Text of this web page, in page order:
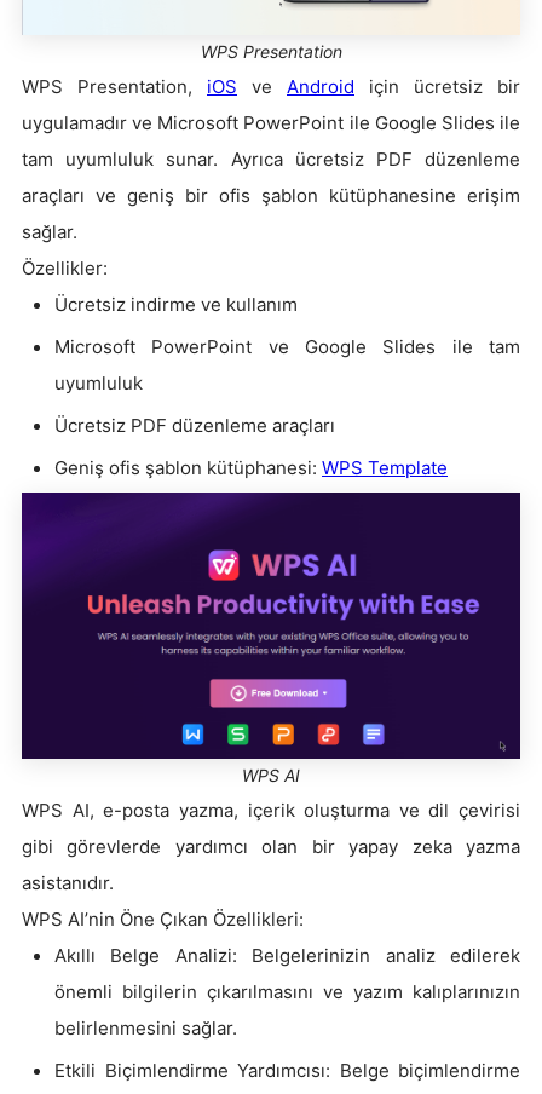
WPS Presentation
WPS Presentation, iOS ve Android için ücretsiz bir
uygulamadır ve Microsoft PowerPoint ile Google Slides ile
tam uyumluluk sunar. Ayrıca ücretsiz PDF düzenleme
araçları ve geniş bir ofis şablon kütüphanesine erişim
sağlar.
Özellikler:
Ücretsiz indirme ve kullanım
Microsoft PowerPoint ve Google Slides ile tam
uyumluluk
Ücretsiz PDF düzenleme araçları
Geniş ofis şablon kütüphanesi: WPS Template
WPS AI
WPS AI, e-posta yazma, içerik oluşturma ve dil çevirisi
gibi görevlerde yardımcı olan bir yapay zeka yazma
asistanıdır.
WPS AI’nin Öne Çıkan Özellikleri:
Akıllı Belge Analizi: Belgelerinizin analiz edilerek
önemli bilgilerin çıkarılmasını ve yazım kalıplarınızın
belirlenmesini sağlar.
Etkili Biçimlendirme Yardımcısı: Belge biçimlendirme